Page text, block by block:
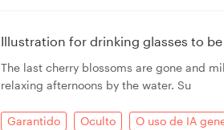
Illustration for drinking glasses to
The last cherry blossoms are gone and
relaxing afternoons by the water. Su
Garantido Oculto O uso de IA